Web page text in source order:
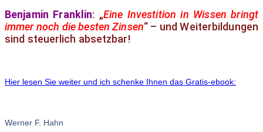
Benjamin Franklin: „Eine Investition in Wissen bringt
immer noch die besten Zinsen“ – und Weiterbildungen
sind steuerlich absetzbar!
Hier lesen Sie weiter und ich schenke Ihnen das Gratis-ebook:
Werner F. Hahn